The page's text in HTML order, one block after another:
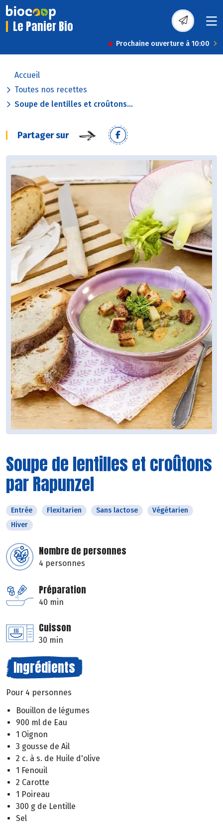
Le Panier Bio
Prochaine ouverture à 10:00
Accueil
Toutes nos recettes
Soupe de lentilles et croûtons...
Partager sur
Soupe de lentilles et croûtons
par Rapunzel
Entrée Flexitarien Sans lactose
Végétarien
Hiver
Nombre de personnes
4 personnes
Préparation
40 min
Cuisson
30 min
Ingrédients
Pour 4 personnes
Bouillon de légumes
900 ml de Eau
1 Oignon
3 gousse de Ail
2 c. à s. de Huile d'olive
1 Fenouil
2 Carotte
1 Poireau
300 g de Lentille
Sel